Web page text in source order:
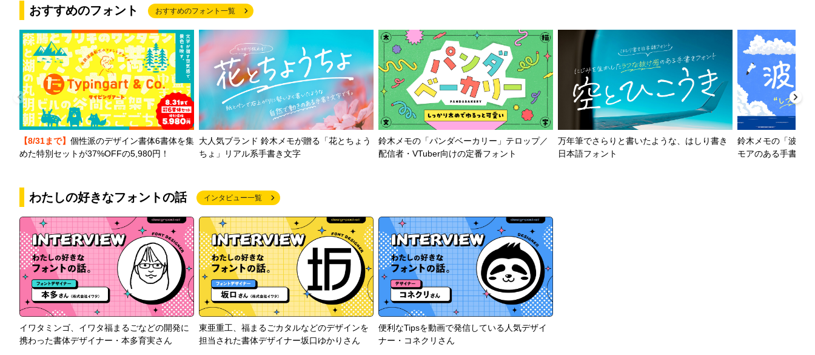
おすすめのフォント おすすめのフォント一覧
【8/31まで】 個性派のデザイン書体6書体を集
めた特別セットが37%OFFの5,980円！
大人気ブランド 鈴木メモが贈る「花とちょう
ちょ」リアル系手書き文字
鈴木メモの「パンダベーカリー」テロップ／
配信者・VTuber向けの定番フォント
万年筆でさらりと書いたような、はしり書き
日本語フォント
鈴木メモの「波と
モアのある手書き
わたしの好きなフォントの話 インタビュー一覧
イワタミンゴ、イワタ福まるごなどの開発に
携わった書体デザイナー・本多育実さん
東亜重工、福まるごカタルなどのデザインを
担当された書体デザイナー坂口ゆかりさん
便利なTipsを動画で発信している人気デザイ
ナー・コネクリさん